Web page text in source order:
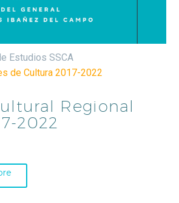
Estudios SSCA
de Cultura 2017-2022
Regional
2022